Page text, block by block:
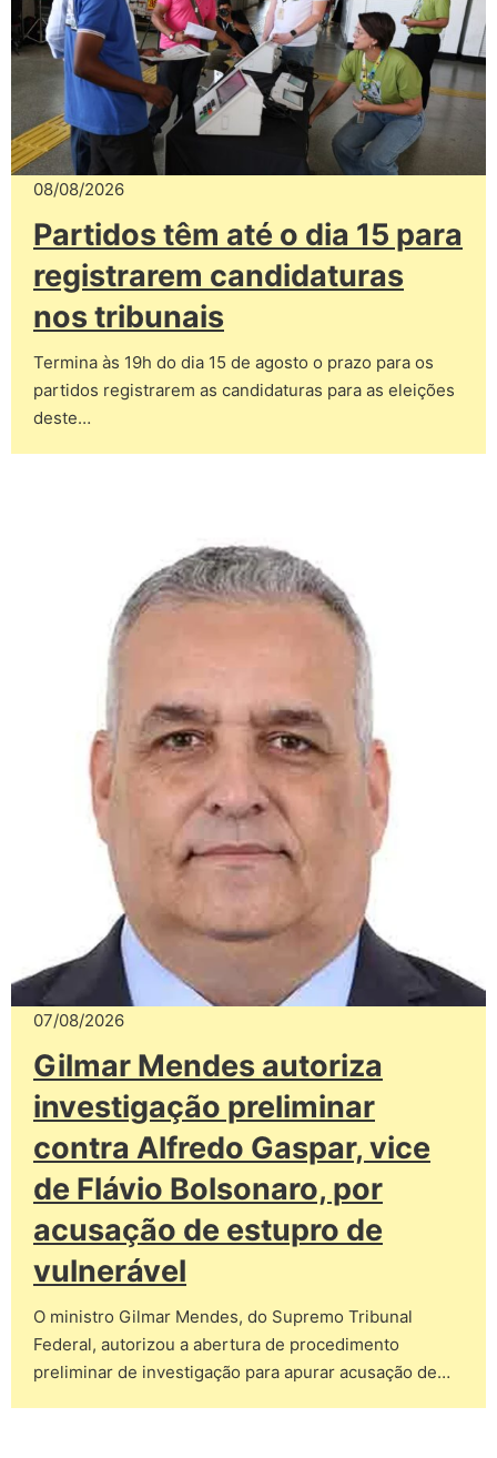
08/08/2026
Partidos têm até o dia 15 para
registrarem candidaturas
nos tribunais
Termina às 19h do dia 15 de agosto o prazo para os
partidos registrarem as candidaturas para as eleições
deste…
07/08/2026
Gilmar Mendes autoriza
investigação preliminar
contra Alfredo Gaspar, vice
de Flávio Bolsonaro, por
acusação de estupro de
vulnerável
O ministro Gilmar Mendes, do Supremo Tribunal
Federal, autorizou a abertura de procedimento
preliminar de investigação para apurar acusação de…